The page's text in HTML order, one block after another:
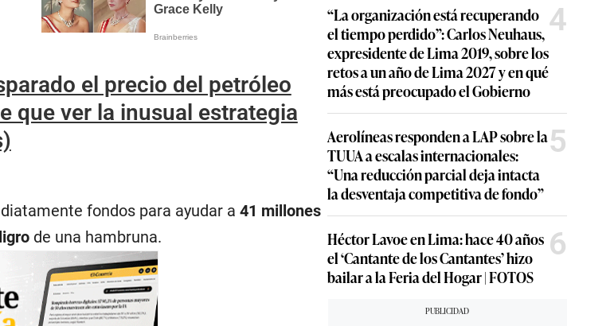
el precio del petróleo
que ver la inusual estrategia
fondos para ayudar a 41 millones
de una hambruna.
“La organización está recuperando
el tiempo perdido”: Carlos Neuhaus,
expresidente de Lima 2019, sobre los
retos a un año de Lima 2027 y en qué
más está preocupado el Gobierno
4
Aerolíneas responden a LAP sobre la
TUUA a escalas internacionales:
“Una reducción parcial deja intacta
la desventaja competitiva de fondo”
5
Héctor Lavoe en Lima: hace 40 años
el ‘Cantante de los Cantantes’ hizo
bailar a la Feria del Hogar | FOTOS
6